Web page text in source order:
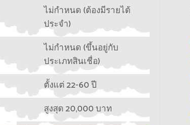
ไม่กำหนด (ต้องมีรายได้
ประจำ)
ไม่กำหนด (ขึ้นอยู่กับ
ประเภทสินเชื่อ)
ตั้งแต่ 22-60 ปี
สูงสุด 20,000 บาท